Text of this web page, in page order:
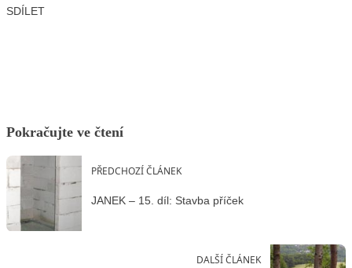
SDÍLET
Pokračujte ve čtení
PŘEDCHOZÍ ČLÁNEK
JANEK – 15. díl: Stavba příček
DALŠÍ ČLÁNEK